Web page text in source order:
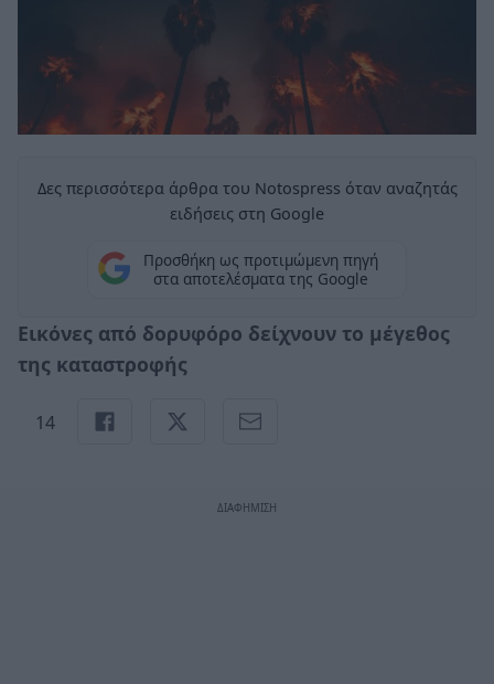
Δες περισσότερα άρθρα του Notospress όταν αναζητάς
ειδήσεις στη Google
Προσθήκη ως προτιμώμενη πηγή
στα αποτελέσματα της Google
Εικόνες από δορυφόρο δείχνουν το μέγεθος
της καταστροφής
14